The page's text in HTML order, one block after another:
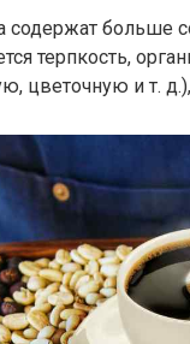
больше
терпкость,
цветочную и т.